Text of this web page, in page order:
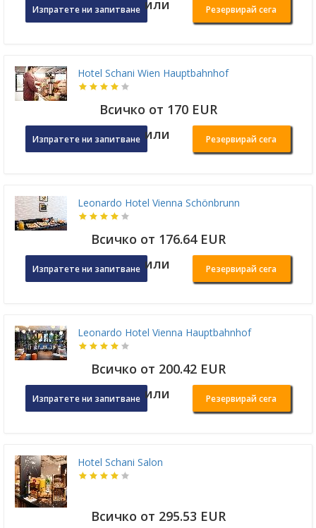
Изпратете ни запитване или Резервирай сега
Hotel Schani Wien Hauptbahnhof
Всичко от 170 EUR
Изпратете ни запитване или Резервирай сега
Leonardo Hotel Vienna Schönbrunn
Всичко от 176.64 EUR
Изпратете ни запитване или Резервирай сега
Leonardo Hotel Vienna Hauptbahnhof
Всичко от 200.42 EUR
Изпратете ни запитване или Резервирай сега
Hotel Schani Salon
Всичко от 295.53 EUR